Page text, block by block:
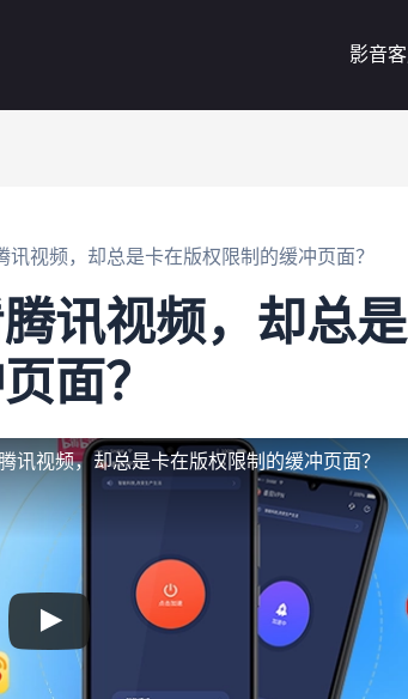
影音
讯视频，却总是卡在版权限制的缓冲页面？
讯视频，却总
面？
讯视频，却总是卡在版权限制的缓冲页面？